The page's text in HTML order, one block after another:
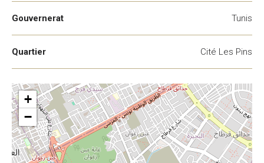
Gouvernerat Tunis
Quartier Cité Les Pins
+
−